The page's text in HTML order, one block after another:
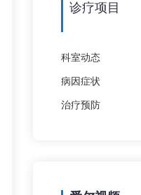
诊疗项目
科室动态
病因症状
治疗预防